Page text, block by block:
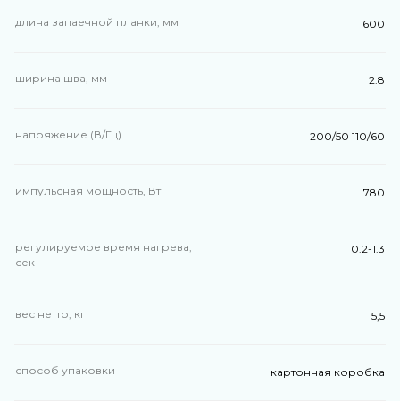
длина запаечной планки, мм 600
ширина шва, мм 2.8
напряжение (В/Гц) 200/50 110/60
импульсная мощность, Вт 780
регулируемое время нагрева,
сек
0.2-1.3
вес нетто, кг 5,5
способ упаковки картонная коробка